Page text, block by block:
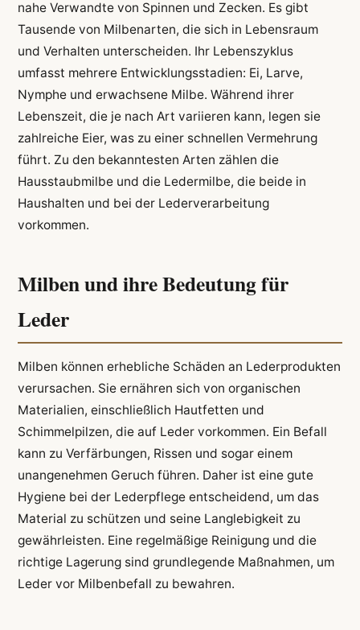
nahe Verwandte von Spinnen und Zecken. Es gibt
Tausende von Milbenarten, die sich in Lebensraum
und Verhalten unterscheiden. Ihr Lebenszyklus
umfasst mehrere Entwicklungsstadien: Ei, Larve,
Nymphe und erwachsene Milbe. Während ihrer
Lebenszeit, die je nach Art variieren kann, legen sie
zahlreiche Eier, was zu einer schnellen Vermehrung
führt. Zu den bekanntesten Arten zählen die
Hausstaubmilbe und die Ledermilbe, die beide in
Haushalten und bei der Lederverarbeitung
vorkommen.
Milben und ihre Bedeutung für
Leder
Milben können erhebliche Schäden an Lederprodukten
verursachen. Sie ernähren sich von organischen
Materialien, einschließlich Hautfetten und
Schimmelpilzen, die auf Leder vorkommen. Ein Befall
kann zu Verfärbungen, Rissen und sogar einem
unangenehmen Geruch führen. Daher ist eine gute
Hygiene bei der Lederpflege entscheidend, um das
Material zu schützen und seine Langlebigkeit zu
gewährleisten. Eine regelmäßige Reinigung und die
richtige Lagerung sind grundlegende Maßnahmen, um
Leder vor Milbenbefall zu bewahren.